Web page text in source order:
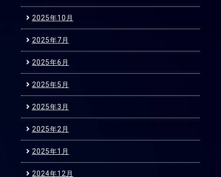
2025年10月
2025年7月
2025年6月
2025年5月
2025年3月
2025年2月
2025年1月
2024年12月